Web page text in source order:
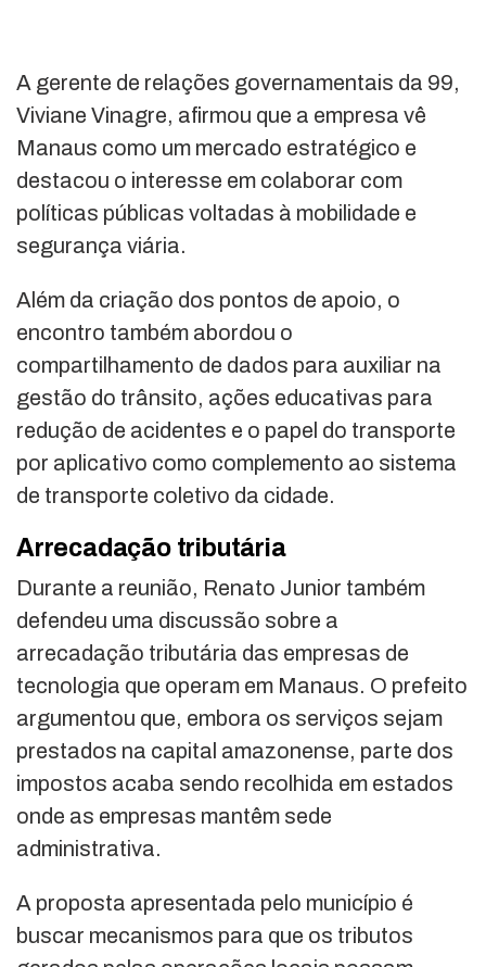
A gerente de relações governamentais da 99,
Viviane Vinagre, afirmou que a empresa vê
Manaus como um mercado estratégico e
destacou o interesse em colaborar com
políticas públicas voltadas à mobilidade e
segurança viária.
Além da criação dos pontos de apoio, o
encontro também abordou o
compartilhamento de dados para auxiliar na
gestão do trânsito, ações educativas para
redução de acidentes e o papel do transporte
por aplicativo como complemento ao sistema
de transporte coletivo da cidade.
Arrecadação tributária
Durante a reunião, Renato Junior também
defendeu uma discussão sobre a
arrecadação tributária das empresas de
tecnologia que operam em Manaus. O prefeito
argumentou que, embora os serviços sejam
prestados na capital amazonense, parte dos
impostos acaba sendo recolhida em estados
onde as empresas mantêm sede
administrativa.
A proposta apresentada pelo município é
buscar mecanismos para que os tributos